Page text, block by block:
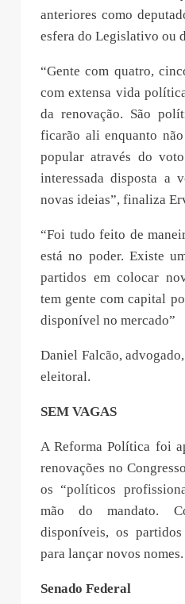
anteriores como
esfera do Legislativo ou
“Gente com quatro,
com extensa vida
da renovação. São
ficarão ali enquanto
popular através do
interessada disposta a
novas ideias”, finaliza
“Foi tudo feito de
está no poder. Existe
partidos em colocar
tem gente com capital
disponível no mercado”
Daniel Falcão,
eleitoral.
SEM VAGAS
A Reforma Política foi
renovações no
os “políticos
mão do mandato.
disponíveis, os
para lançar novos nomes.
Senado Federal